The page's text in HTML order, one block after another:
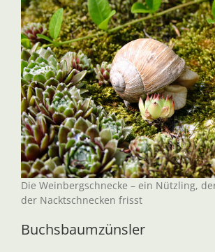
Die Weinbergschnecke – ein Nützling,
der Nacktschnecken frisst
Buchsbaumzünsler